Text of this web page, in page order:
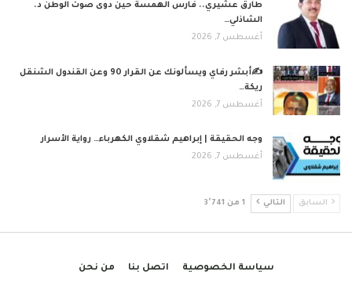
طارق عشيري.. فارس الهمسة حين دوى صوت الوطن د.
الشاذلي…
أغسطس 7, 2026
✍️أبشر رفاي ويسألونك عن القرار 90 وعن القندول الشنقل
ريكة…
أغسطس 7, 2026
وجه الحقيقة | إبراهيم شقلاوي الكهرباء… رواية الأسرار
أغسطس 7, 2026
السابق التالي 1 من 3٬741
سياسة الخصوصية اتصل بنا من نحن